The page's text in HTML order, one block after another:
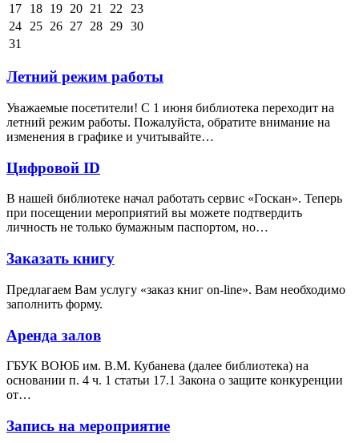
17
18 19 20 21 22
23
24
25 26 27 28 29 30
31
Летний режим работы
Уважаемые посетители! С 1 июня библиотека переходит на
летний режим работы. Пожалуйста, обратите внимание на
изменения в графике и учитывайте…
Цифровой ID
В нашей библиотеке начал работать сервис «Госкан». Теперь
при посещении мероприятий вы можете подтвердить
личность не только бумажным паспортом, но…
Заказать книгу
Предлагаем Вам услугу «заказ книг on-line». Вам необходимо
заполнить форму.
Аренда залов
ГБУК ВОЮБ им. В.М. Кубанева (далее библиотека) на
основании п. 4 ч. 1 статьи 17.1 Закона о защите конкуренции
от…
Запись на мероприятие